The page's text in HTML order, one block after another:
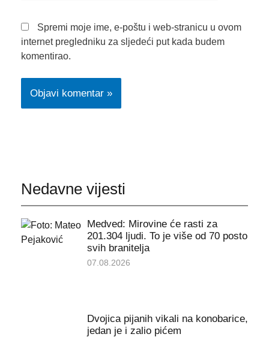
Spremi moje ime, e-poštu i web-stranicu u ovom
internet pregledniku za sljedeći put kada budem
komentirao.
Nedavne vijesti
Medved: Mirovine će rasti za
201.304 ljudi. To je više od 70 posto
svih branitelja
07.08.2026
Dvojica pijanih vikali na konobarice,
jedan je i zalio pićem